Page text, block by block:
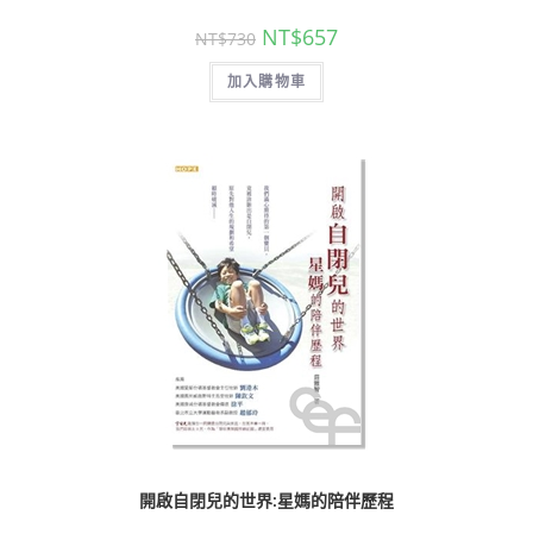
NT$730 NT$657
加入購物車
開啟自閉兒的世界:星媽的陪伴歷程